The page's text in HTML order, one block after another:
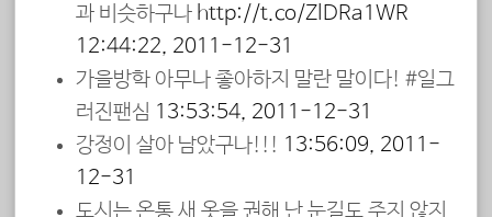
과 비슷하구나 http://t.co/ZlDRa1WR
12:44:22, 2011-12-31
가을방학 아무나 좋아하지 말란 말이다! #일그
러진팬심 13:53:54, 2011-12-31
강정이 살아 남았구나!!! 13:56:09, 2011-
12-31
도시는 온통 새 옷을 권해 난 눈길도 주지 않지